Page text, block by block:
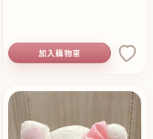
加入購物車